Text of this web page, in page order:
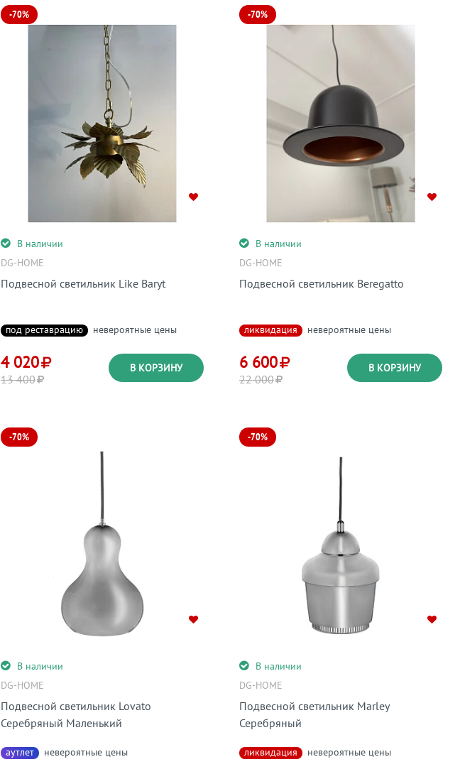
-70%
В наличии
DG-HOME
Подвесной светильник Like Baryt
под реставрацию невероятные цены
В КОРЗИНУ
4 020
13 400
-70%
В наличии
DG-HOME
Подвесной светильник Beregatto
ликвидация невероятные цены
В КОРЗИНУ
6 600
22 000
-70%
В наличии
DG-HOME
Подвесной светильник Lovato
Серебряный Маленький
аутлет невероятные цены
-70%
В наличии
DG-HOME
Подвесной светильник Marley
Серебряный
ликвидация невероятные цены